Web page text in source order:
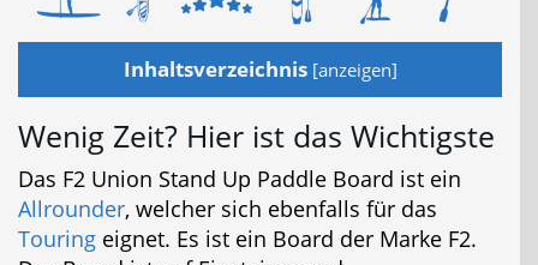
Inhaltsverzeichnis [anzeigen]
Wenig Zeit? Hier ist das Wichtigste
Das F2 Union Stand Up Paddle Board ist ein
Allrounder, welcher sich ebenfalls für das
Touring eignet. Es ist ein Board der Marke F2.